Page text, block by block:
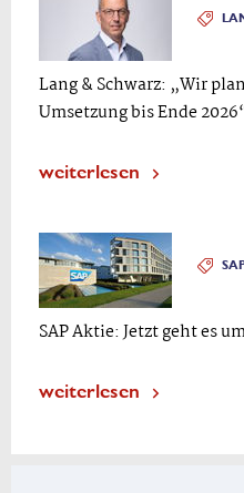
Lang & Schwarz: „Wir
Umsetzung bis Ende
weiterlesen
SAP Aktie: Jetzt geht es
weiterlesen